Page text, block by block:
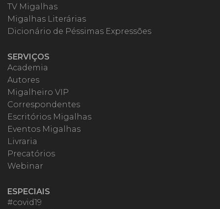
TV Migalhas
Migalhas Literárias
Dicionário de Péssimas Expressões
SERVIÇOS
Academia
Autores
Migalheiro VIP
Correspondentes
Escritórios Migalhas
Eventos Migalhas
Livraria
Precatórios
Webinar
ESPECIAIS
#covid19